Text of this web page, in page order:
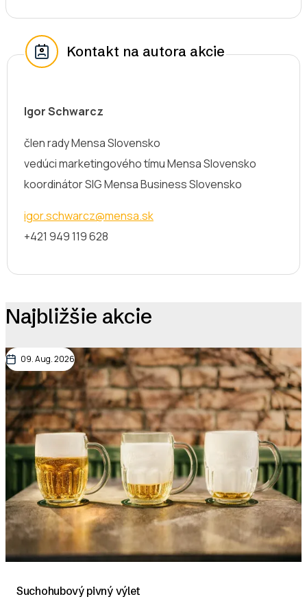
Kontakt na autora akcie
Igor Schwarcz
člen rady Mensa Slovensko
vedúci marketingového tímu Mensa Slovensko
koordinátor SIG Mensa Business Slovensko
igor.schwarcz@mensa.sk
+421 949 119 628
Najbližšie akcie
09. Aug. 2026
Suchohubový pivný výlet